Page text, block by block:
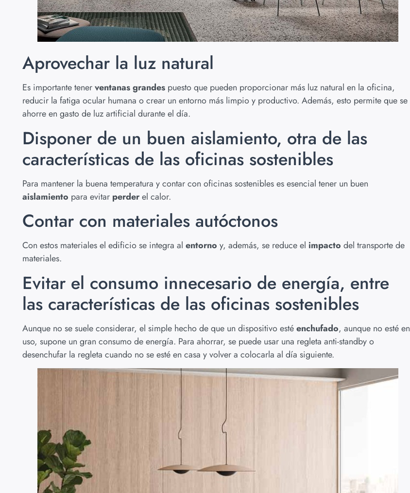
Aprovechar la luz natural
Es importante tenerventanas grandes puesto que pueden proporcionar más luz natural en la oficina,
reducir la fatiga ocular humana o crear un entorno más limpio y productivo. Además, esto permite que se
ahorre en gasto de luz artificial durante el día.
Disponer de un buen aislamiento, otra de las
características de las oficinas sostenibles
Para mantener la buena temperatura y contar con oficinas sostenibles es esencial tener un buen
aislamiento para evitar perderel calor.
Contar con materiales autóctonos
Con estos materiales el edificio se integra al entorno y, además, se reduce el impacto del transporte de
materiales.
Evitar el consumo innecesario de energía, entre
las características de las oficinas sostenibles
Aunque no se suele considerar, el simple hecho de que un dispositivo estéenchufado, aunque no esté en
uso, supone un gran consumo de energía. Para ahorrar, se puede usar una regleta anti-standby o
desenchufar la regleta cuando no se esté en casa y volver a colocarla al día siguiente.